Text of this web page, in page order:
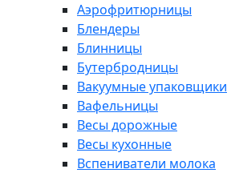
Аэрофритюрницы
Блендеры
Блинницы
Бутербродницы
Вакуумные упаковщики
Вафельницы
Весы дорожные
Весы кухонные
Вспениватели молока